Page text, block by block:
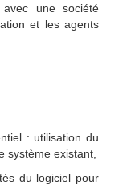
une société
et les agents
: utilisation du
système existant,
du logiciel pour